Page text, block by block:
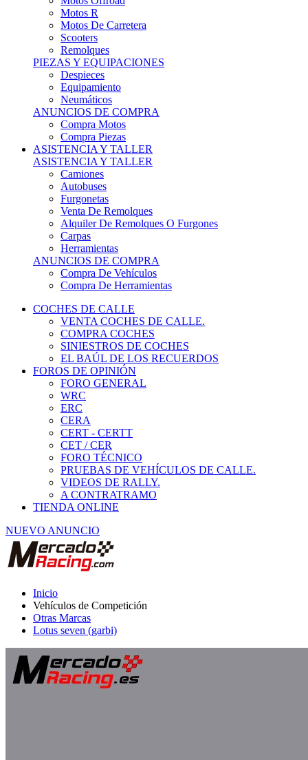
Motos R
Motos De Carretera
Scooters
Remolques
PIEZAS Y EQUIPACIONES
Despieces
Equipamiento
Neumáticos
ANUNCIOS DE COMPRA
Compra Motos
Compra Piezas
ASISTENCIA Y TALLER
ASISTENCIA Y TALLER
Camiones
Autobuses
Furgonetas
Venta De Remolques
Alquiler De Remolques O Furgones
Carpas
Herramientas
ANUNCIOS DE COMPRA
Compra De Vehículos
Compra De Herramientas
COCHES DE CALLE
VENTA COCHES DE CALLE.
COMPRA COCHES
SINIESTROS DE COCHES
EL BAÚL DE LOS RECUERDOS
FOROS DE OPINIÓN
FORO GENERAL
WRC
ERC
CERA
CERT - CERTT
CET / CER
FORO TÉCNICO
PRUEBAS DE VEHÍCULOS DE CALLE.
VIDEOS DE RALLY.
A CONTRATRAMO
TIENDA ONLINE
NUEVO ANUNCIO
Inicio
Vehículos de Competición
Otras Marcas
Lotus seven (garbi)